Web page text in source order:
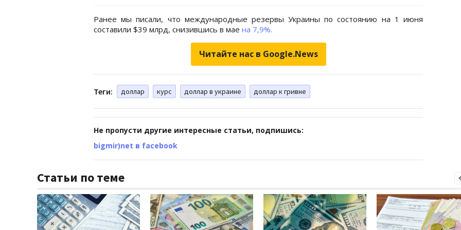
Ранее мы писали, что международные резервы Украины по состоянию на 1 июня
составили $39 млрд, снизившись в мае на 7,9%.
Читайте нас в Google.News
Теги: доллар курс доллар в украине доллар к гривне
Не пропусти другие интересные статьи, подпишись:
bigmir)net в facebook
Статьи по теме